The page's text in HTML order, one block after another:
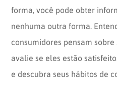
forma, você pode obter
nenhuma outra forma.
consumidores pensam
avalie se eles estão
e descubra seus hábitos de